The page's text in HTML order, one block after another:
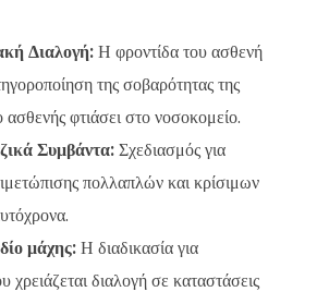
Διαλογή:Η φροντίδα του ασθενή
της σοβαρότητας της
ασθενής φτιάσει στο νοσοκομείο.
Συμβάντα:Σχεδιασμός για
πολλαπλών και κρίσιμων
μάχης:Η διαδικασία για
χρειάζεται διαλογή σε καταστάσεις